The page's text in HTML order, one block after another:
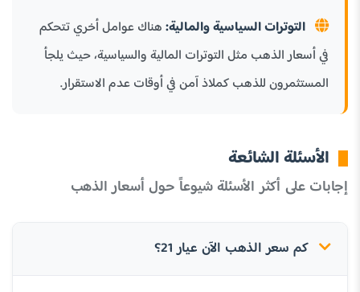
التوترات السياسية والمالية:هناك عوامل أخري تتحكم
في أسعار الذهب مثل التوترات المالية والسياسية، حيث يلجأ
المستثمرون للذهب كملاذ آمن في أوقات عدم الاستقرار.
الأسئلة الشائعة
إجابات على أكثر الأسئلة شيوعاً حول أسعار الذهب
كم سعر الذهب الآن عيار 21؟